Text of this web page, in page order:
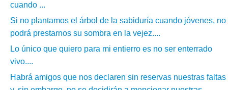
cuando ...
Si no plantamos el árbol de la sabiduría cuando jóvenes, no
podrá prestarnos su sombra en la vejez....
Lo único que quiero para mi entierro es no ser enterrado
vivo....
Habrá amigos que nos declaren sin reservas nuestras faltas